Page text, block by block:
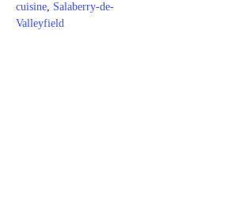
cuisine, Salaberry-de-
Valleyfield